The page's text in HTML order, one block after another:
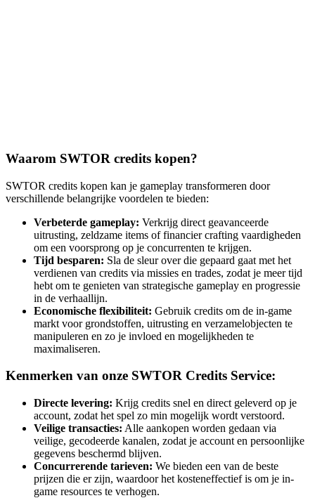
Waarom SWTOR credits kopen?
SWTOR credits kopen kan je gameplay transformeren door
verschillende belangrijke voordelen te bieden:
Verbeterde gameplay: Verkrijg direct geavanceerde
uitrusting, zeldzame items of financier crafting vaardigheden
om een voorsprong op je concurrenten te krijgen.
Tijd besparen: Sla de sleur over die gepaard gaat met het
verdienen van credits via missies en trades, zodat je meer tijd
hebt om te genieten van strategische gameplay en progressie
in de verhaallijn.
Economische flexibiliteit: Gebruik credits om de in-game
markt voor grondstoffen, uitrusting en verzamelobjecten te
manipuleren en zo je invloed en mogelijkheden te
maximaliseren.
Kenmerken van onze SWTOR Credits Service:
Directe levering: Krijg credits snel en direct geleverd op je
account, zodat het spel zo min mogelijk wordt verstoord.
Veilige transacties: Alle aankopen worden gedaan via
veilige, gecodeerde kanalen, zodat je account en persoonlijke
gegevens beschermd blijven.
Concurrerende tarieven: We bieden een van de beste
prijzen die er zijn, waardoor het kosteneffectief is om je in-
game resources te verhogen.